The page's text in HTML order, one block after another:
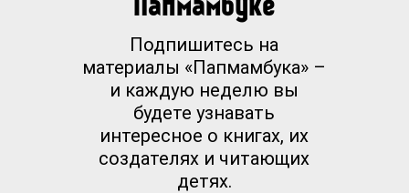
Подпишитесь на
материалы «Папмамбука» –
и каждую неделю вы
будете узнавать
интересное о книгах, их
создателях и читающих
детях.